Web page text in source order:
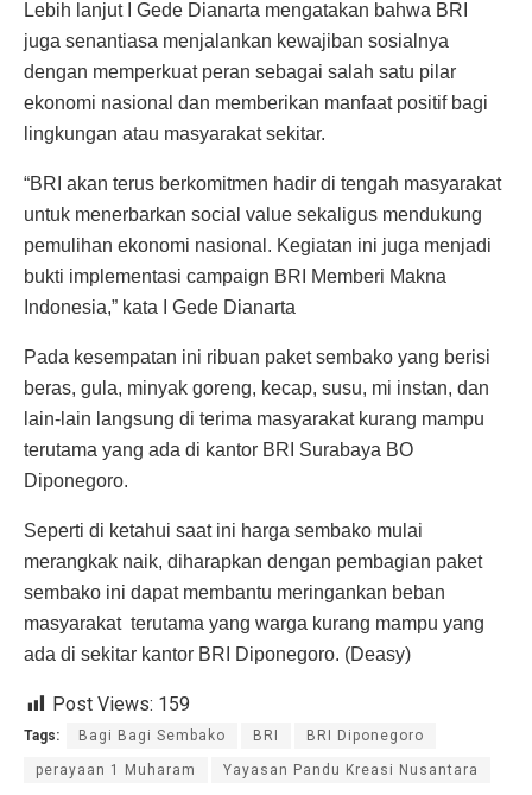
Lebih lanjut I Gede Dianarta mengatakan bahwa BRI
juga senantiasa menjalankan kewajiban sosialnya
dengan memperkuat peran sebagai salah satu pilar
ekonomi nasional dan memberikan manfaat positif bagi
lingkungan atau masyarakat sekitar.
“BRI akan terus berkomitmen hadir di tengah masyarakat
untuk menerbarkan social value sekaligus mendukung
pemulihan ekonomi nasional. Kegiatan ini juga menjadi
bukti implementasi campaign BRI Memberi Makna
Indonesia,” kata I Gede Dianarta
Pada kesempatan ini ribuan paket sembako yang berisi
beras, gula, minyak goreng, kecap, susu, mi instan, dan
lain-lain langsung di terima masyarakat kurang mampu
terutama yang ada di kantor BRI Surabaya BO
Diponegoro.
Seperti di ketahui saat ini harga sembako mulai
merangkak naik, diharapkan dengan pembagian paket
sembako ini dapat membantu meringankan beban
masyarakat terutama yang warga kurang mampu yang
ada di sekitar kantor BRI Diponegoro. (Deasy)
Post Views: 159
Tags: Bagi Bagi Sembako BRI BRI Diponegoro
perayaan 1 Muharam Yayasan Pandu Kreasi Nusantara